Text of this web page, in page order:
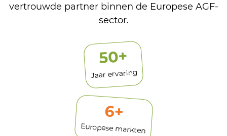
vertrouwde partner binnen de Europese AGF-
sector.
50+
Jaar ervaring
6+
Europese markten